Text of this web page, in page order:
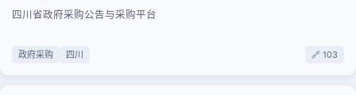
四川省政府采购公告与采购平台
政府采购 四川 🔗 103